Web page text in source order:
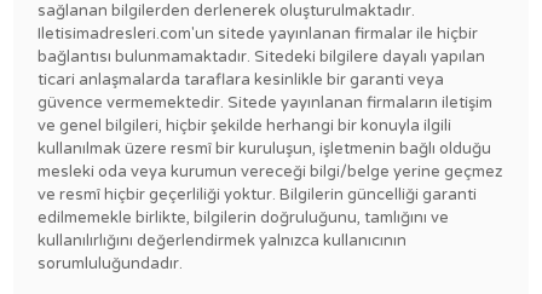
sağlanan bilgilerden derlenerek oluşturulmaktadır.
Iletisimadresleri.com'un sitede yayınlanan firmalar ile hiçbir
bağlantısı bulunmamaktadır. Sitedeki bilgilere dayalı yapılan
ticari anlaşmalarda taraflara kesinlikle bir garanti veya
güvence vermemektedir. Sitede yayınlanan firmaların iletişim
ve genel bilgileri, hiçbir şekilde herhangi bir konuyla ilgili
kullanılmak üzere resmî bir kuruluşun, işletmenin bağlı olduğu
mesleki oda veya kurumun vereceği bilgi/belge yerine geçmez
ve resmî hiçbir geçerliliği yoktur. Bilgilerin güncelliği garanti
edilmemekle birlikte, bilgilerin doğruluğunu, tamlığını ve
kullanılırlığını değerlendirmek yalnızca kullanıcının
sorumluluğundadır.